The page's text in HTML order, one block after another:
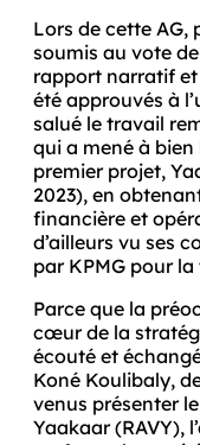
Lors de cette AG,
soumis au vote
rapport narratif
été approuvés à
salué le travail
qui a mené à bien
premier projet,
2023), en
financière et
d’ailleurs vu ses
par KPMG pour
Parce que la
cœur de la
écouté et
Koné Koulibaly,
venus présenter
Yaakaar (RAVY),